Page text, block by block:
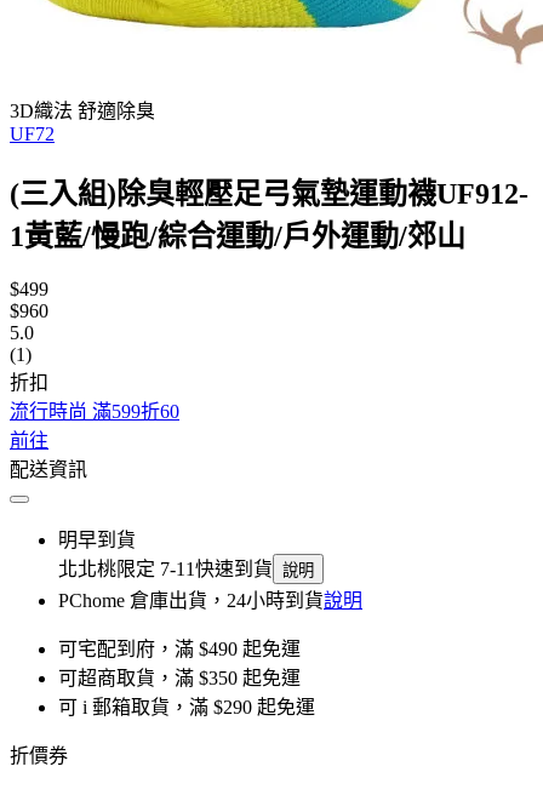
3D織法 舒適除臭
UF72
(三入組)除臭輕壓足弓氣墊運動襪UF912-
1黃藍/慢跑/綜合運動/戶外運動/郊山
$499
$960
5.0
(1)
折扣
流行時尚 滿599折60
前往
配送資訊
明早到貨
北北桃限定 7-11快速到貨 說明
PChome 倉庫出貨，24小時到貨說明
可宅配到府，滿 $490 起免運
可超商取貨，滿 $350 起免運
可 i 郵箱取貨，滿 $290 起免運
折價券